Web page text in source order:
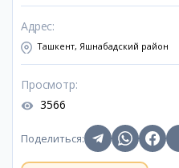
Адрес:
Ташкент, Яшнабадский район
Просмотр:
3566
Поделиться: